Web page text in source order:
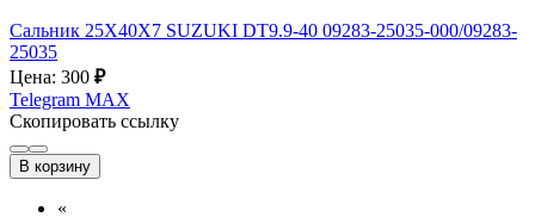
Сальник 25Х40Х7 SUZUKI DT9.9-40 09283-25035-000/09283-
25035
Цена: 300 ₽
Telegram MAX
Скопировать ссылку
В корзину
«